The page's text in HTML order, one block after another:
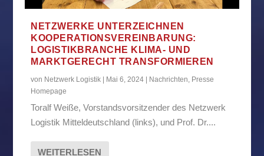
NETZWERKE UNTERZEICHNEN
KOOPERATIONSVEREINBARUNG:
LOGISTIKBRANCHE KLIMA- UND
MARKTGERECHT TRANSFORMIEREN
von Netzwerk Logistik Mai 6, 2024 Nachrichten, Presse
Homepage
Toralf Weiße, Vorstandsvorsitzender des Netzwerk
Logistik Mitteldeutschland (links), und Prof. Dr....
WEITERLESEN